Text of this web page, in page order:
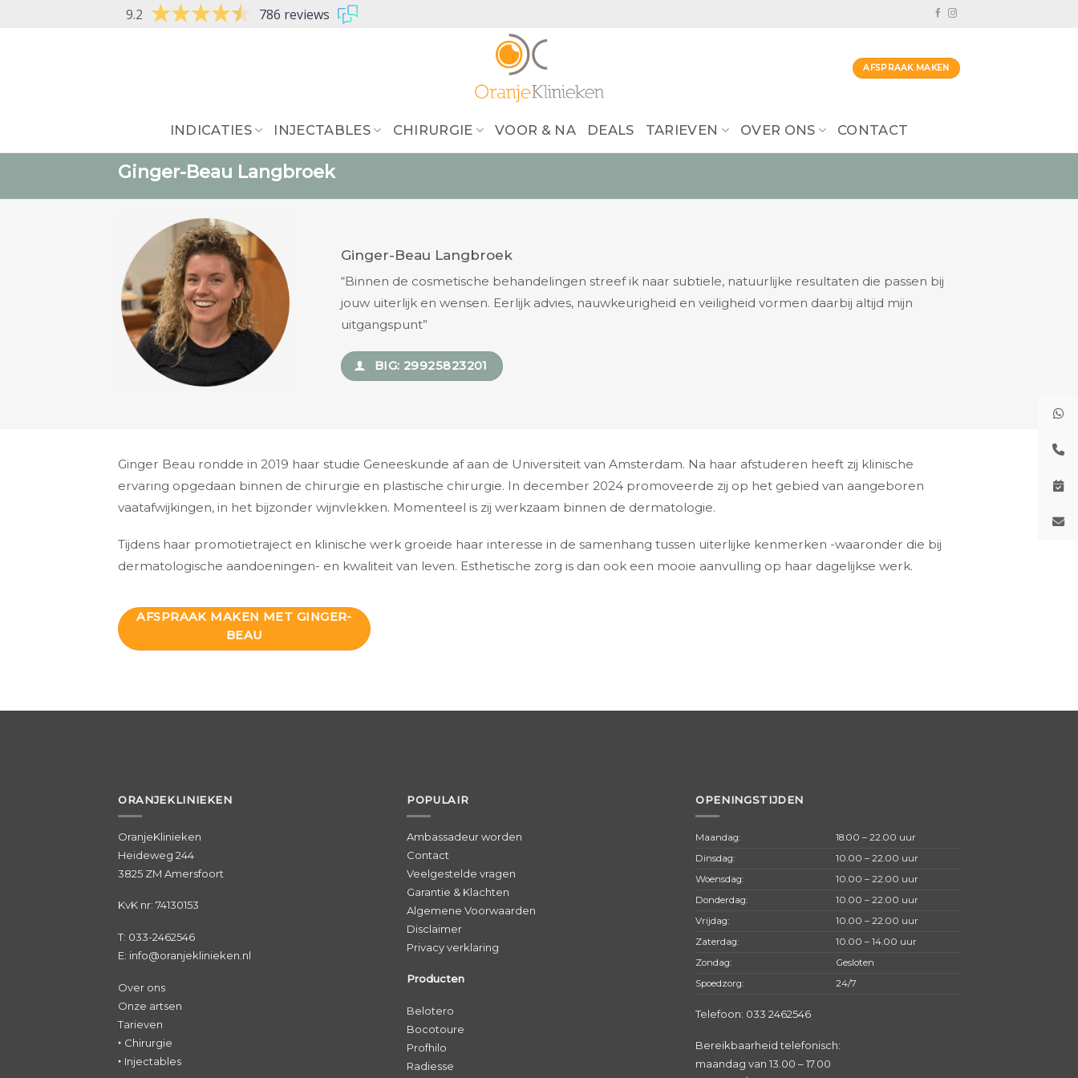
9.2 786 reviews
AFSPRAAK MAKEN
INDICATIES INJECTABLES CHIRURGIE VOOR & NA DEALS TARIEVEN OVER ONS CONTACT
Ginger-Beau Langbroek
Ginger-Beau Langbroek
“Binnen de cosmetische behandelingen streef ik naar subtiele, natuurlijke resultaten die passen bij
jouw uiterlijk en wensen. Eerlijk advies, nauwkeurigheid en veiligheid vormen daarbij altijd mijn
uitgangspunt”
BIG: 29925823201
Ginger Beau rondde in 2019 haar studie Geneeskunde af aan de Universiteit van Amsterdam. Na haar afstuderen heeft zij klinische
ervaring opgedaan binnen de chirurgie en plastische chirurgie. In december 2024 promoveerde zij op het gebied van aangeboren
vaatafwijkingen, in het bijzonder wijnvlekken. Momenteel is zij werkzaam binnen de dermatologie.
Tijdens haar promotietraject en klinische werk groeide haar interesse in de samenhang tussen uiterlijke kenmerken -waaronder die bij
dermatologische aandoeningen- en kwaliteit van leven. Esthetische zorg is dan ook een mooie aanvulling op haar dagelijkse werk.
AFSPRAAK MAKEN MET GINGER-
BEAU
ORANJEKLINIEKEN
OranjeKlinieken
Heideweg 244
3825 ZM Amersfoort
KvK nr: 74130153
T: 033-2462546
E: info@oranjeklinieken.nl
Over ons
Onze artsen
Tarieven
‣ Chirurgie
‣ Injectables
POPULAIR
Ambassadeur worden
Contact
Veelgestelde vragen
Garantie & Klachten
Algemene Voorwaarden
Disclaimer
Privacy verklaring
Producten
Belotero
Bocotoure
Profhilo
Radiesse
OPENINGSTIJDEN
Maandag:
18.00 – 22.00 uur
Dinsdag:
10.00 – 22.00 uur
Woensdag:
10.00 – 22.00 uur
Donderdag:
10.00 – 22.00 uur
Vrijdag:
10.00 – 22.00 uur
Zaterdag:
10.00 – 14.00 uur
Zondag:
Gesloten
Spoedzorg:
24/7
Telefoon: 033 2462546
Bereikbaarheid telefonisch:
maandag van 13.00 – 17.00